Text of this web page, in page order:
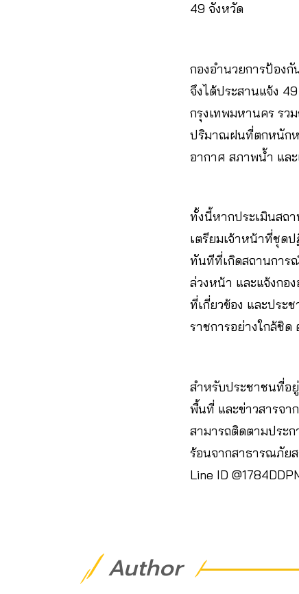
49 จังหวัด
กองอำนวยการป้อง
จึงได้ประสานแจ้ง
กรุงเทพมหานคร รว
ปริมาณฝนที่ตกหนักห
อากาศ สภาพน้ำ แล
ทั้งนี้หากประเมินสถ
เตรียมเจ้าหน้าที่ชุด
ทันทีที่เกิดสถานการ
ล่วงหน้า และแจ้งกอ
ที่เกี่ยวข้อง และประ
ราชการอย่างใกล้ชิ
สำหรับประชาชนที่อ
พื้นที่ และข่าวสารจา
สามารถติดตามประก
ร้อนจากสาธารณภัยส
Line ID
Author